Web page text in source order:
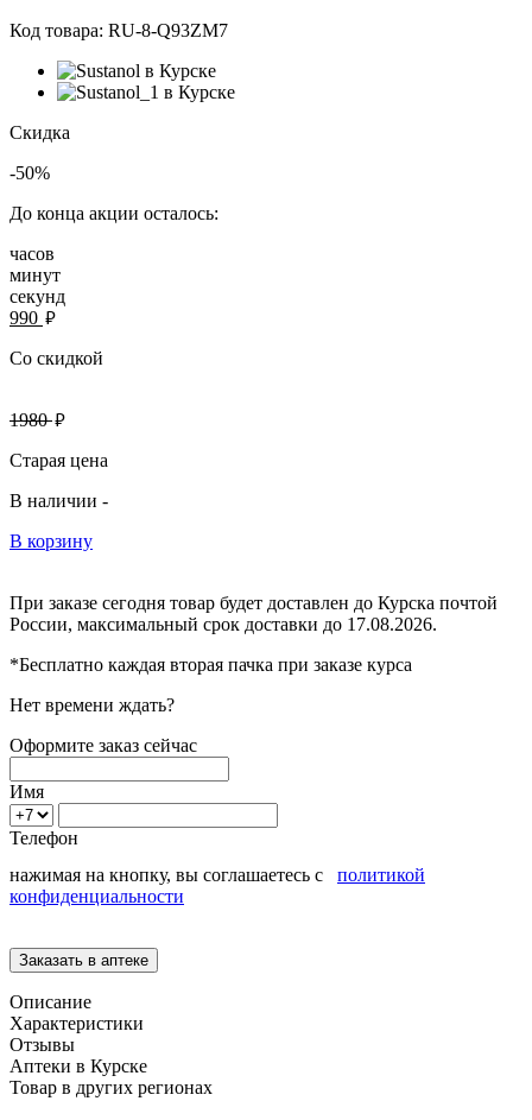
Код товара: RU-8-Q93ZM7
Скидка
-50%
До конца акции осталось:
часов
минут
секунд
990 руб.
Со скидкой
1980руб.
Старая цена
В наличии -
В корзину
При заказе сегодня товар будет доставлен до Курска почтой
России, максимальный срок доставки до 17.08.2026.
*Бесплатно каждая вторая пачка при заказе курса
Нет времени ждать?
Оформите заказ сейчас
Имя
Телефон
нажимая на кнопку, вы соглашаетесь с политикой
конфиденциальности
Описание
Характеристики
Отзывы
Аптеки в Курске
Товар в других регионах